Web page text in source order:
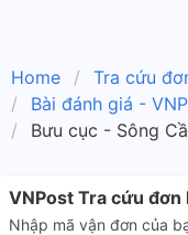
Home
Tra cứu
Bài đánh giá -
Bưu cục - Sông
VNPost Tra cứu đơn
Nhập mã vận đơn của